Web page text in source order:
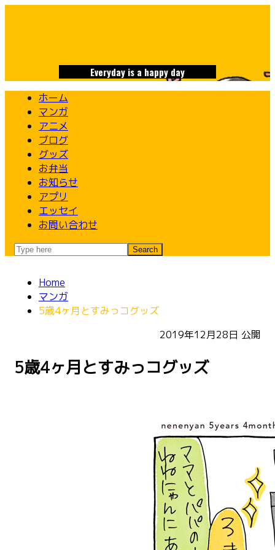
Everyday is a happy day
ホーム
マンガ
アニメ
ブログ
グッズ
お弁当
お知らせ
アプリ
エッセイ
お問い合わせ
Home
マンガ
5歳4ヶ月とすみっコグッズ
2019年12月28日 公開
5歳4ヶ月とすみっコグッズ